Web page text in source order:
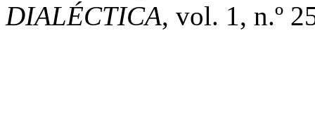
DIALÉCTICA, vol. 1, n.º